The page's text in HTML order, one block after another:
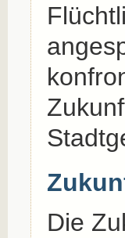
Die